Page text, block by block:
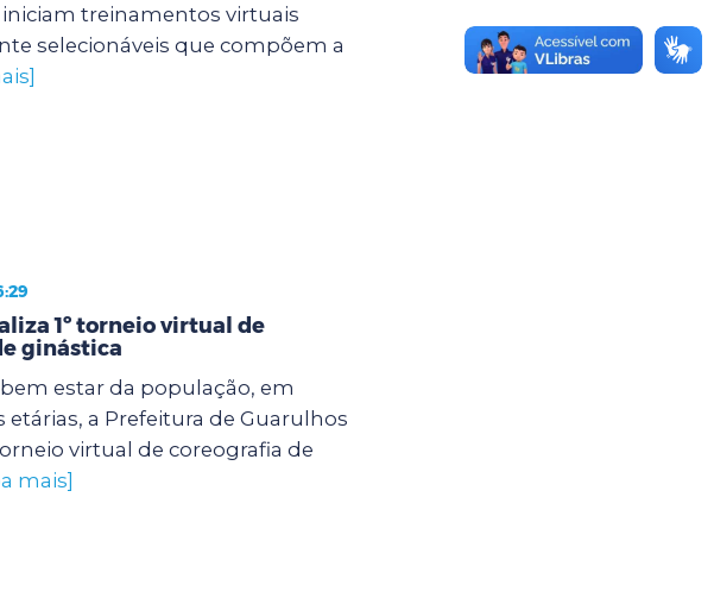
treinamentos virtuais
selecionáveis que compõem a
1º torneio virtual de
ginástica
estar da população, em
etárias, a Prefeitura de Guarulhos
virtual de coreografia de
mais]